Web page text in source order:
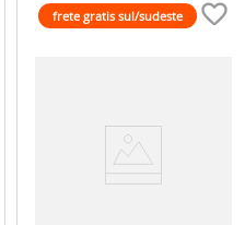
frete gratis sul/sudeste